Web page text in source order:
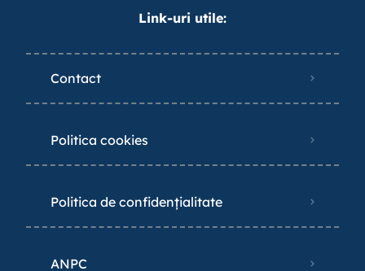
Link-uri utile:
Contact
Politica cookies
Politica de confidențialitate
ANPC